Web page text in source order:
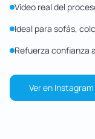
Video real del
Ideal para sofás,
Refuerza confianza
Ver en Instagram